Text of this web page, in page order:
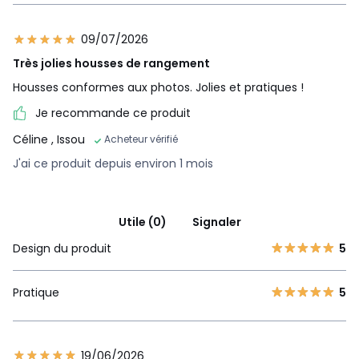
09/07/2026
Très jolies housses de rangement
Housses conformes aux photos. Jolies et pratiques !
Je recommande ce produit
Céline , Issou Acheteur vérifié
J'ai ce produit depuis environ 1 mois
Utile (0)
Signaler
Design du produit
5
Pratique 5
19/06/2026